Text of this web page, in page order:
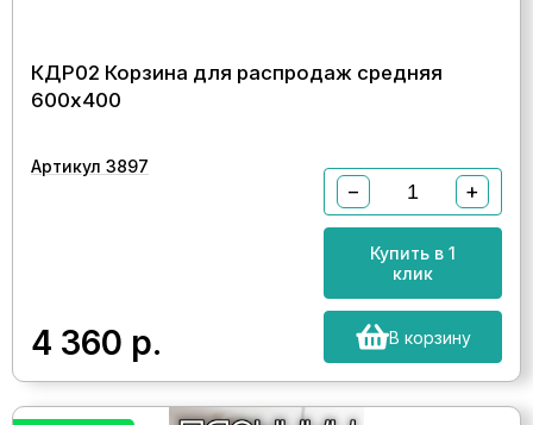
КДР02 Корзина для распродаж средняя
600х400
Артикул 3897
4 360 р.
− +
Купить в 1
клик
В корзину